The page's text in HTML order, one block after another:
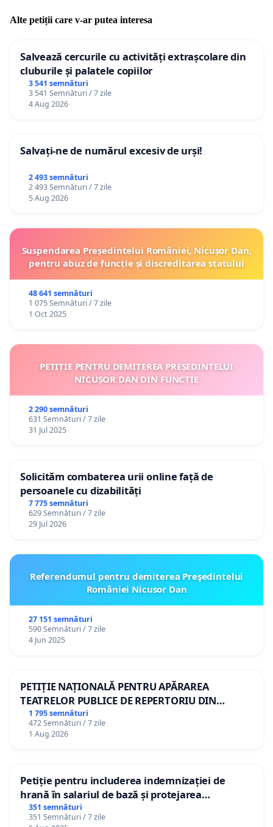
Alte petiții care v-ar putea interesa
Salvează cercurile cu activități extrașcolare din
cluburile și palatele copiilor
3 541 semnături
3 541 Semnături / 7 zile
4 Aug 2026
Salvați-ne de numărul excesiv de urși!
2 493 semnături
2 493 Semnături / 7 zile
5 Aug 2026
Suspendarea Președintelui României, Nicușor Dan,
pentru abuz de funcție și discreditarea statului
48 641 semnături
1 075 Semnături / 7 zile
1 Oct 2025
PETIȚIE PENTRU DEMITEREA PREȘEDINTELUI
NICUȘOR DAN DIN FUNCȚIE
2 290 semnături
631 Semnături / 7 zile
31 Jul 2025
Solicităm combaterea urii online față de
persoanele cu dizabilități
7 775 semnături
629 Semnături / 7 zile
29 Jul 2026
Referendumul pentru demiterea Preşedintelui
României Nicusor Dan
27 151 semnături
590 Semnături / 7 zile
4 Jun 2025
PETIȚIE NAȚIONALĂ PENTRU APĂRAREA
TEATRELOR PUBLICE DE REPERTORIU DIN
ROMÂNIA
1 795 semnături
472 Semnături / 7 zile
1 Aug 2026
Petiție pentru includerea indemnizației de
hrană în salariul de bază și protejarea
gradațiilor de vechime pentru asistenții
personali
351 semnături
351 Semnături / 7 zile